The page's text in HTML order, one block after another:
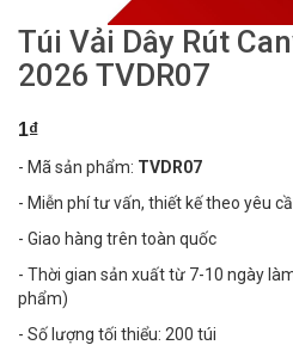
Túi Vải Dây Rút
2026 TVDR07
1₫
- Mã sản phẩm: TVDR07
- Miễn phí tư vấn, thiết kế theo yêu
- Giao hàng trên toàn quốc
- Thời gian sản xuất từ 7-10 ngày
phẩm)
- Số lượng tối thiểu: 200 túi